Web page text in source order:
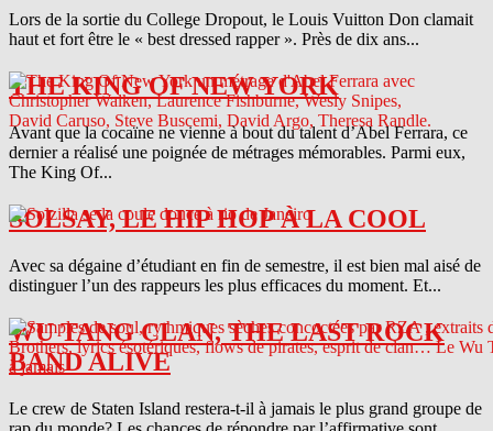
Lors de la sortie du College Dropout, le Louis Vuitton Don clamait
haut et fort être le « best dressed rapper ». Près de dix ans...
THE KING OF NEW YORK
Avant que la cocaïne ne vienne à bout du talent d’Abel Ferrara, ce
dernier a réalisé une poignée de métrages mémorables. Parmi eux,
The King Of...
SOLSAY, LE HIP HOP À LA COOL
Avec sa dégaine d’étudiant en fin de semestre, il est bien mal aisé de
distinguer l’un des rappeurs les plus efficaces du moment. Et...
WU TANG CLAN, THE LAST ROCK
BAND ALIVE
Le crew de Staten Island restera-t-il à jamais le plus grand groupe de